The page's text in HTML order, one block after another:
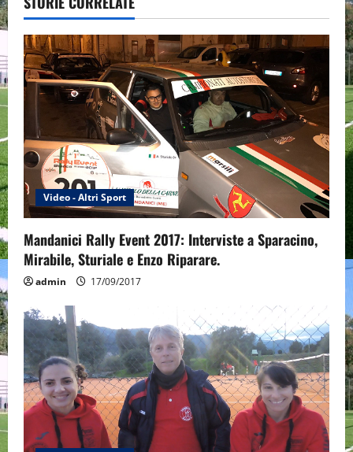
v
i
g
a
t
i
o
n
Video - Altri Sport
Mandanici Rally Event 2017: Interviste a Sparacino,
Mirabile, Sturiale e Enzo Riparare.
admin 17/09/2017